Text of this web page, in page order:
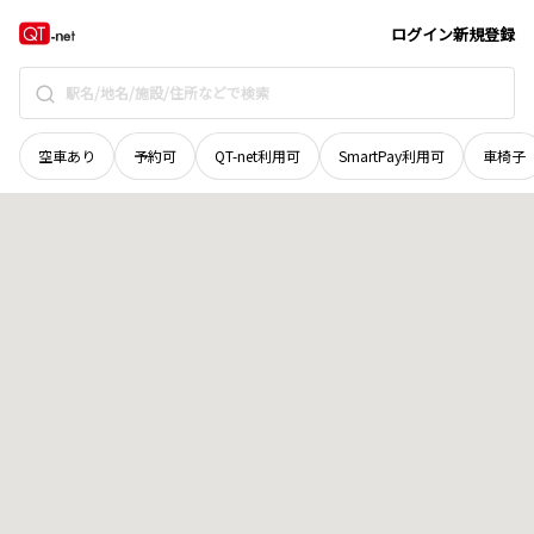
ログイン新規登録
空車あり 予約可 QT-net利用可 SmartPay利用可 車椅子
宮城県